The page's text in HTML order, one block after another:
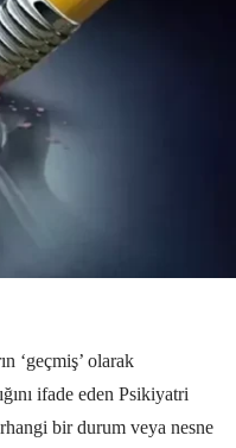
‘geçmiş’ olarak
ifade eden Psikiyatri
bir durum veya nesne